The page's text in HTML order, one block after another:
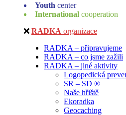
Youth center
International cooperation
RADKA organizace
RADKA – připravujeme
RADKA – co jsme zažili
RADKA – jiné aktivity
Logopedická
SR – SD ®
Naše hřiště
Ekoradka
Geocaching